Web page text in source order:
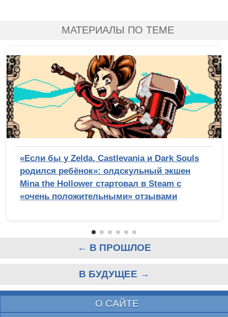
МАТЕРИАЛЫ ПО ТЕМЕ
«Если бы у Zelda, Castlevania и Dark Souls
родился ребёнок»: олдскульный экшен
Mina the Hollower стартовал в Steam с
«очень положительными» отзывами
← В ПРОШЛОЕ
В БУДУЩЕЕ →
О САЙТЕ